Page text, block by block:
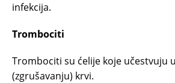
infekcija.
Trombociti
Trombociti su ćelije koje učestvuju
(zgrušavanju) krvi.